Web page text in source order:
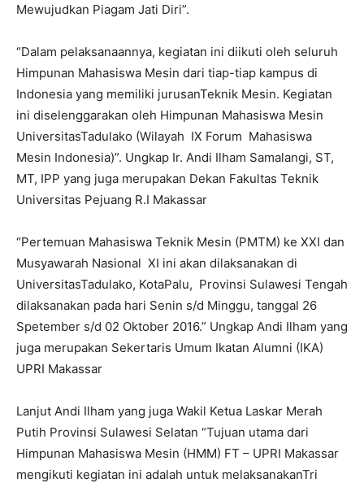
Mewujudkan Piagam Jati Diri”.
“Dalam pelaksanaannya, kegiatan ini diikuti oleh seluruh
Himpunan Mahasiswa Mesin dari tiap-tiap kampus di
Indonesia yang memiliki jurusanTeknik Mesin. Kegiatan
ini diselenggarakan oleh Himpunan Mahasiswa Mesin
UniversitasTadulako (Wilayah IX Forum Mahasiswa
Mesin Indonesia)”. Ungkap Ir. Andi Ilham Samalangi, ST,
MT, IPP yang juga merupakan Dekan Fakultas Teknik
Universitas Pejuang R.I Makassar
“Pertemuan Mahasiswa Teknik Mesin (PMTM) ke XXI dan
Musyawarah Nasional XI ini akan dilaksanakan di
UniversitasTadulako, KotaPalu, Provinsi Sulawesi Tengah
dilaksanakan pada hari Senin s/d Minggu, tanggal 26
Spetember s/d 02 Oktober 2016.” Ungkap Andi Ilham yang
juga merupakan Sekertaris Umum Ikatan Alumni (IKA)
UPRI Makassar
Lanjut Andi Ilham yang juga Wakil Ketua Laskar Merah
Putih Provinsi Sulawesi Selatan “Tujuan utama dari
Himpunan Mahasiswa Mesin (HMM) FT – UPRI Makassar
mengikuti kegiatan ini adalah untuk melaksanakanTri